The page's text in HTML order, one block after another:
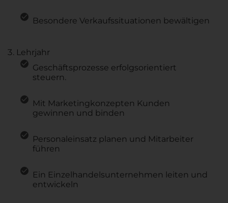
Besondere Verkaufssituationen bewältigen
Lehrjahr
Geschäftsprozesse erfolgsorientiert
steuern.
Mit Marketingkonzepten Kunden
gewinnen und binden
Personaleinsatz planen und Mitarbeiter
führen
Ein Einzelhandelsunternehmen leiten und
entwickeln